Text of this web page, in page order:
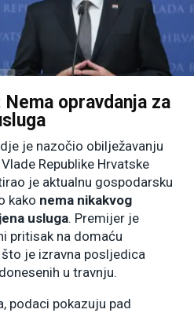
Nema opravdanja za
je nazočio obilježavanju
Republike Hrvatske
je aktualnu gospodarsku
kako nema nikakvog
usluga. Premijer je
pritisak na domaću
je izravna posljedica
u travnju.
podaci pokazuju pad